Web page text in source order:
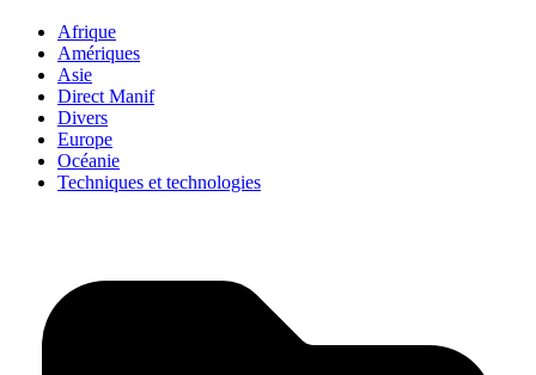
Afrique
Amériques
Asie
Direct Manif
Divers
Europe
Océanie
Techniques et technologies